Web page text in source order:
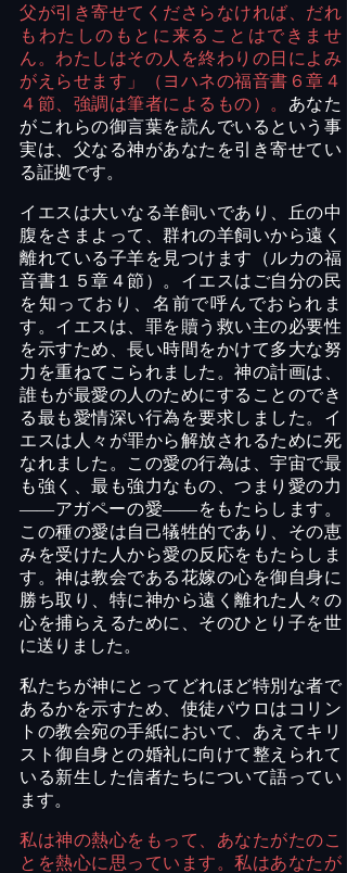
父が引き寄せてくださらなければ、だれ
もわたしのもとに来ることはできませ
ん。わたしはその人を終わりの日によみ
がえらせます」（ヨハネの福音書６章４
４節、強調は筆者によるもの）。 あなた
がこれらの御言葉を読んでいるという事
実は、父なる神があなたを引き寄せてい
る証拠です。
イエスは大いなる羊飼いであり、丘の中
腹をさまよって、群れの羊飼いから遠く
離れている子羊を見つけます（ルカの福
音書１５章４節）。イエスはご自分の民
を知っており、名前で呼んでおられま
す。イエスは、罪を贖う救い主の必要性
を示すため、長い時間をかけて多大な努
力を重ねてこられました。神の計画は、
誰もが最愛の人のためにすることのでき
る最も愛情深い行為を要求しました。イ
エスは人々が罪から解放されるために死
なれました。この愛の行為は、宇宙で最
も強く、最も強力なもの、つまり愛の力
――アガペーの愛――をもたらします。
この種の愛は自己犠牲的であり、その恵
みを受けた人から愛の反応をもたらしま
す。神は教会である花嫁の心を御自身に
勝ち取り、特に神から遠く離れた人々の
心を捕らえるために、そのひとり子を世
に送りました。
私たちが神にとってどれほど特別な者で
あるかを示すため、使徒パウロはコリン
トの教会宛の手紙において、あえてキリ
スト御自身との婚礼に向けて整えられて
いる新生した信者たちについて語ってい
ます。
私は神の熱心をもって、あなたがたのこ
とを熱心に思っています。私はあなたが